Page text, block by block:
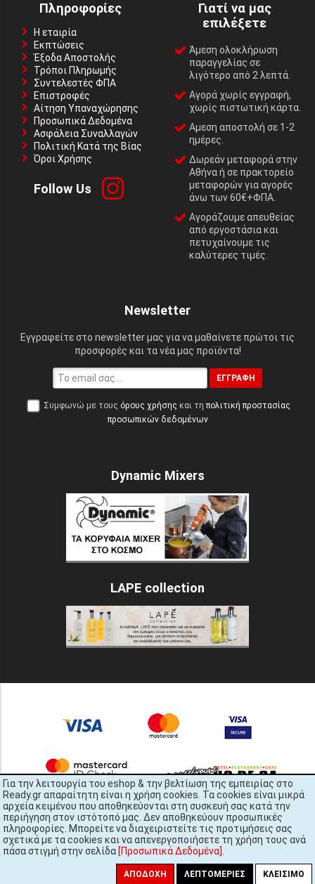
Για την λειτουργία του eshop & την βελτίωση της εμπειρίας στο
Ready.gr απαραίτητη είναι η χρήση cookies. Τα cookies είναι μικρά
αρχεία κειμένου που αποθηκεύονται στη συσκευή σας κατά την
περιήγηση στον ιστότοπό μας. Δεν αποθηκεύουν προσωπικές
πληροφορίες. Μπορείτε να διαχειριστείτε τις προτιμήσεις σας
σχετικά με τα cookies και να απενεργοποιήσετε τη χρήση τους ανά
πάσα στιγμή στην σελίδα [Προσωπικά Δεδομένα]
ΑΠΟΔΟΧΉ ΛΕΠΤΟΜΈΡΙΕΣ ΚΛΕΊΣΙΜΟ
Πληροφορίες
Η εταιρία
Εκπτώσεις
Έξοδα Αποστολής
Τρόποι Πληρωμής
Συντελεστές ΦΠΑ
Επιστροφές
Αίτηση Υπαναχώρησης
Προσωπικά Δεδομένα
Ασφάλεια Συναλλαγών
Πολιτική Κατά της Βίας
Όροι Χρήσης
Follow Us
Γιατί να μας
επιλέξετε
Άμεση ολοκλήρωση
παραγγελίας σε
λιγότερο από 2 λεπτά.
Αγορά χωρίς εγγραφή,
χωρίς πιστωτική κάρτα.
Αμεση αποστολή σε 1-2
ημέρες.
Δωρεάν μεταφορά στην
Αθήνα ή σε πρακτορείο
μεταφορών για αγορές
άνω των 60€+ΦΠΑ.
Αγοράζουμε απευθείας
από εργοστάσια και
πετυχαίνουμε τις
καλύτερες τιμές.
Newsletter
Εγγραφείτε στο newsletter μας για να μαθαίνετε πρώτοι τις
προσφορές και τα νέα μας προϊόντα!
ΕΓΓΡΑΦΉ
Συμφωνώ με τους όρους χρήσης και τη πολιτική προστασίας
προσωπικών δεδομένων
Dynamic Mixers
LAPE collection
READY.gr © 2022 | All Rights Reserved
448x6287